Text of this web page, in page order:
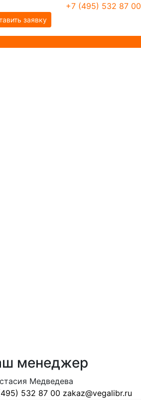
+7 (495) 532 87 00
заявку
менеджер
Медведева
532 87 00 zakaz@vegalibr.ru